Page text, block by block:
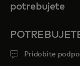
potrebujete
Pridobite